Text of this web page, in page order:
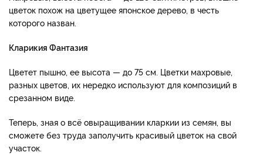
цветок похож на цветущее японское дерево, в честь
которого назван.
Кларикия Фантазия
Цветет пышно, ее высота — до 75 см. Цветки махровые,
разных цветов, их нередко используют для композиций в
срезанном виде.
Теперь, зная о всё овыращивании кларкии из семян, вы
сможете без труда заполучить красивый цветок на свой
участок.